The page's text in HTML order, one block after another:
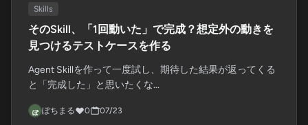
Skills
そのSkill、「1回動いた」で完成？想定外の動きを
見つけるテストケースを作る
Agent Skillを作って一度試し、期待した結果が返ってくる
と「完成した」と思いたくな...
ぽちまる 0 07/23